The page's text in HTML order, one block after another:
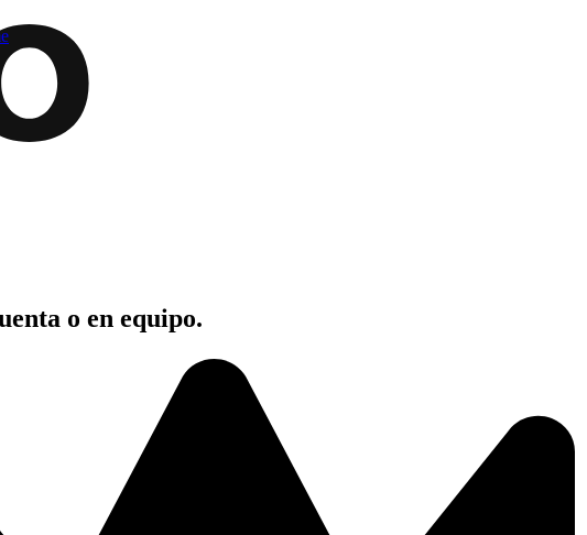
o en equipo.